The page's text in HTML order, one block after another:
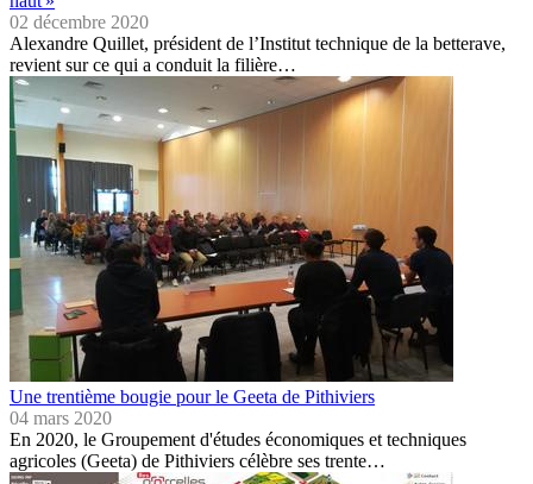
02 décembre 2020
Alexandre Quillet, président de l’Institut technique de la betterave,
revient sur ce qui a conduit la filière…
Une trentième bougie pour le Geeta de Pithiviers
04 mars 2020
En 2020, le Groupement d'études économiques et techniques
agricoles (Geeta) de Pithiviers célèbre ses trente…